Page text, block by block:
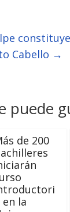
Cabello →
puede
de 200
en la